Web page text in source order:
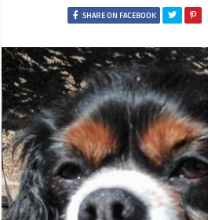
SHARE ON FACEBOOK